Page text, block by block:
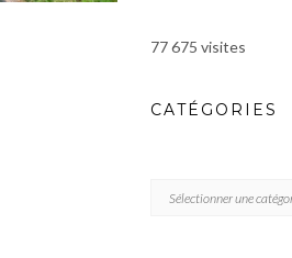
77 675 visites
CATÉGORIES